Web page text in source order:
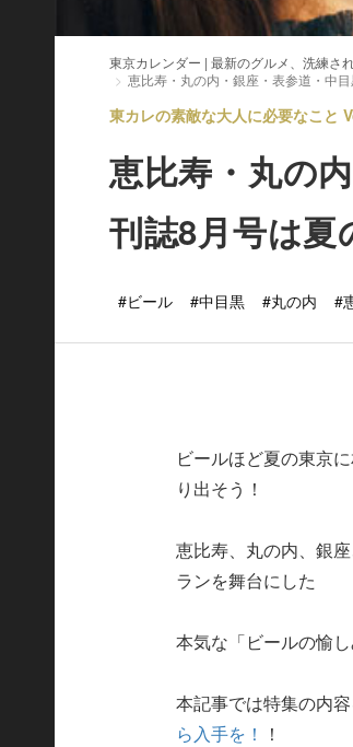
東京カレンダー | 最新のグルメ、洗練さ
恵比寿・丸の内・銀座・表参道・中
東カレの素敵な大人に必要なこと
恵比寿・丸の
刊誌8月号は夏
#ビール #中目黒 #丸の内 #
ビールほど夏の東京
り出そう！
恵比寿、丸の内、銀
ランを舞台にした
本気な「ビールの愉
本記事では特集の内
ら入手を！
！